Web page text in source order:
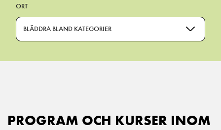
ORT
BLÄDDRA BLAND KATEGORIER
PROGRAM OCH KURSER INOM